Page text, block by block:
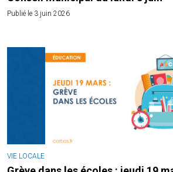
Publié le 3 juin 2026
VIE LOCALE